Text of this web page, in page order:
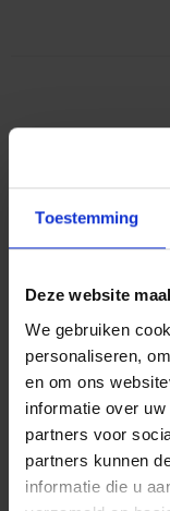
Toestemming
Deze website
We gebruiken
personaliseren,
en om ons
informatie over
partners voor
partners kunnen
informatie die u
P&V Groep
platform